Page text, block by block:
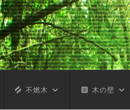
不燃木 木の壁